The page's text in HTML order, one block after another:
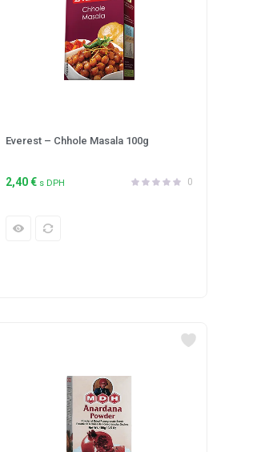
Everest – Chhole Masala 100g
0
2,40€ s DPH